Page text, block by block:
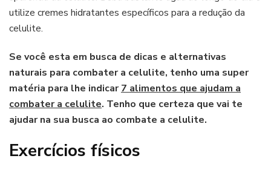
utilize cremes hidratantes específicos para a redução da
celulite.
Se você esta em busca de dicas e alternativas
naturais para combater a celulite, tenho uma super
matéria para lhe indicar7 alimentos que ajudam a
combater a celulite. Tenho que certeza que vai te
ajudar na sua busca ao combate a celulite.
Exercícios físicos